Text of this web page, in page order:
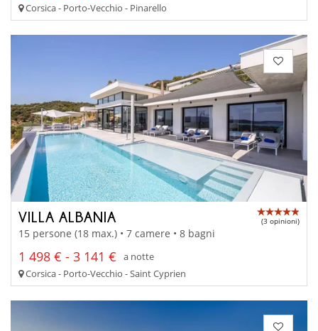
Corsica - Porto-Vecchio - Pinarello
VILLA ALBANIA (3 opinioni)
15 persone (18 max.) • 7 camere • 8 bagni
1 498 € - 3 141 €
a notte
Corsica - Porto-Vecchio - Saint Cyprien